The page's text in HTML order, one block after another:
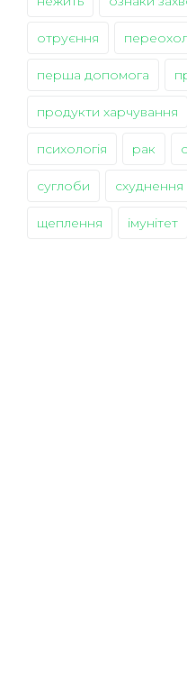
отруєння
перша допомога
продукти харчування
психологія рак
суглоби схуднення
щеплення імунітет